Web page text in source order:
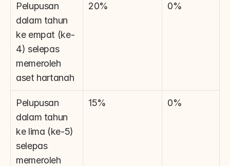
Pelupusan
dalam tahun
ke empat (ke-
4) selepas
memeroleh
aset hartanah
20% 0%
Pelupusan
dalam tahun
ke lima (ke-5)
selepas
memeroleh
15% 0%